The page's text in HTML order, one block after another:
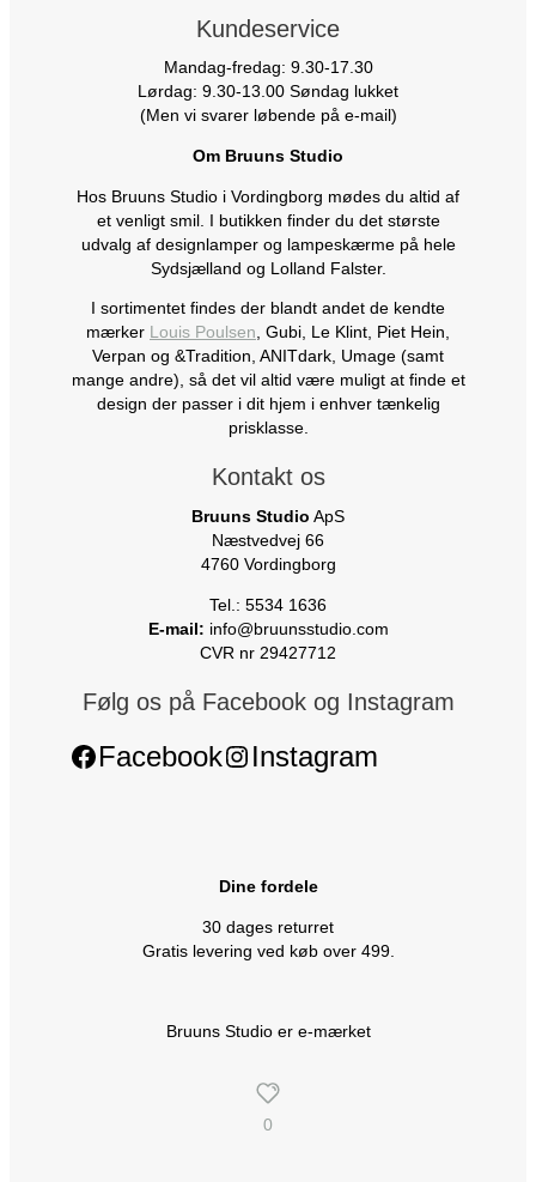
Kundeservice
Mandag-fredag: 9.30-17.30
Lørdag: 9.30-13.00 Søndag lukket
(Men vi svarer løbende på e-mail)
Om Bruuns Studio
Hos Bruuns Studio i Vordingborg mødes du altid af
et venligt smil. I butikken finder du det største
udvalg af designlamper og lampeskærme på hele
Sydsjælland og Lolland Falster.
I sortimentet findes der blandt andet de kendte
mærker Louis Poulsen, Gubi, Le Klint, Piet Hein,
Verpan og &Tradition, ANITdark, Umage (samt
mange andre), så det vil altid være muligt at finde et
design der passer i dit hjem i enhver tænkelig
prisklasse.
Kontakt os
Bruuns Studio ApS
Næstvedvej 66
4760 Vordingborg
Tel.: 5534 1636
E-mail: info@bruunsstudio.com
CVR nr 29427712
Følg os på Facebook og Instagram
Facebook Instagram
Dine fordele
30 dages returret
Gratis levering ved køb over 499.
Bruuns Studio er e-mærket
0